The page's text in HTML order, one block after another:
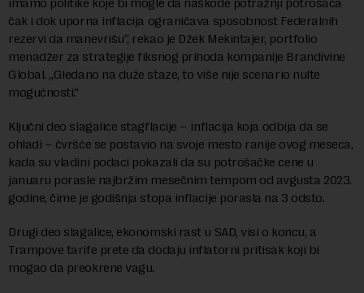
čak i dok uporna inflacija ograničava sposobnost Federalnih
rezervi da manevrišu“, rekao je Džek Mekintajer, portfolio
menadžer za strategije fiksnog prihoda kompanije Brandivine
Global. „Gledano na duže staze, to više nije scenario nulte
mogućnosti.“
Ključni deo slagalice stagflacije – inflacija koja odbija da se
ohladi – čvršće se postavio na svoje mesto ranije ovog meseca,
kada su vladini podaci pokazali da su potrošačke cene u
januaru porasle najbržim mesečnim tempom od avgusta 2023.
godine, čime je godišnja stopa inflacije porasla na 3 odsto.
Drugi deo slagalice, ekonomski rast u SAD, visi o koncu, a
Trampove tarife prete da dodaju inflatorni pritisak koji bi
mogao da preokrene vagu.